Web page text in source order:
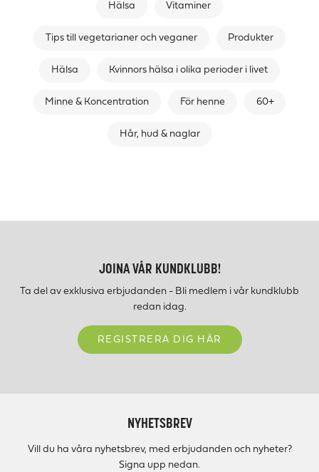
Hälsa Vitaminer
Tips till vegetarianer och veganer Produkter
Hälsa Kvinnors hälsa i olika perioder i livet
Minne & Koncentration För henne 60+
Hår, hud & naglar
JOINA VÅR KUNDKLUBB!
Ta del av exklusiva erbjudanden - Bli medlem i vår kundklubb
redan idag.
REGISTRERA DIG HÄR
NYHETSBREV
Vill du ha våra nyhetsbrev, med erbjudanden och nyheter?
Signa upp nedan.